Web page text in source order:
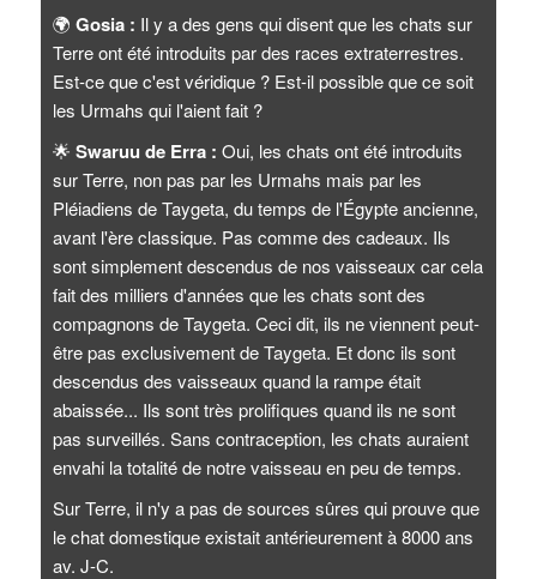
🌍 Gosia : Il y a des gens qui disent que les chats sur
Terre ont été introduits par des races extraterrestres.
Est-ce que c'est véridique ? Est-il possible que ce soit
les Urmahs qui l'aient fait ?
🌟 Swaruu de Erra : Oui, les chats ont été introduits
sur Terre, non pas par les Urmahs mais par les
Pléiadiens de Taygeta, du temps de l'Égypte ancienne,
avant l'ère classique. Pas comme des cadeaux. Ils
sont simplement descendus de nos vaisseaux car cela
fait des milliers d'années que les chats sont des
compagnons de Taygeta. Ceci dit, ils ne viennent peut-
être pas exclusivement de Taygeta. Et donc ils sont
descendus des vaisseaux quand la rampe était
abaissée... Ils sont très prolifiques quand ils ne sont
pas surveillés. Sans contraception, les chats auraient
envahi la totalité de notre vaisseau en peu de temps.
Sur Terre, il n'y a pas de sources sûres qui prouve que
le chat domestique existait antérieurement à 8000 ans
av. J-C.